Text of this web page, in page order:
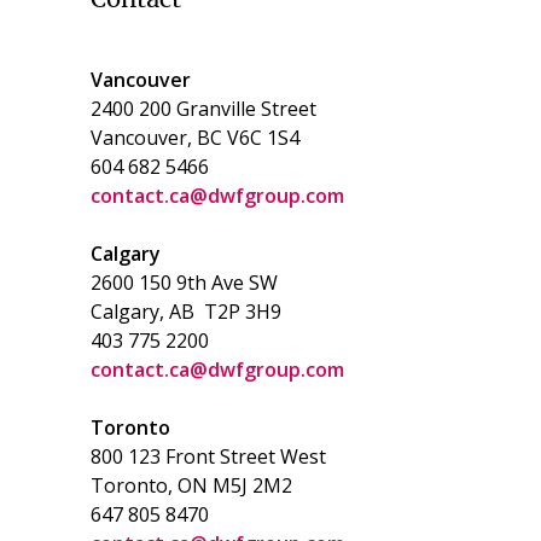
Vancouver
2400 200 Granville Street
Vancouver, BC V6C 1S4
604 682 5466
contact.ca@dwfgroup.com
Calgary
2600 150 9th Ave SW
Calgary, AB T2P 3H9
403 775 2200
contact.ca@dwfgroup.com
Toronto
800 123 Front Street West
Toronto, ON M5J 2M2
647 805 8470